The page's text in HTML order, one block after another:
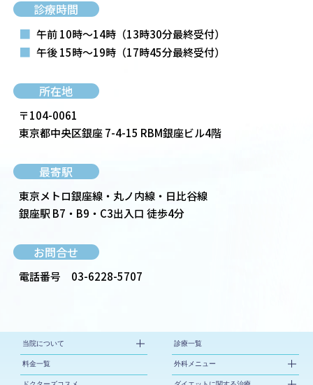
診療時間
■ 午前 10時～14時 （13時30分最終受付）
■ 午後 15時～19時 （17時45分最終受付）
所在地
〒104-0061
東京都中央区銀座 7-4-15 RBM銀座ビル4階
最寄駅
東京メトロ銀座線・丸ノ内線・日比谷線
銀座駅 B7・B9・C3出入口 徒歩4分
お問合せ
電話番号 03-6228-5707
当院について
料金一覧
診療一覧
外科メニュー